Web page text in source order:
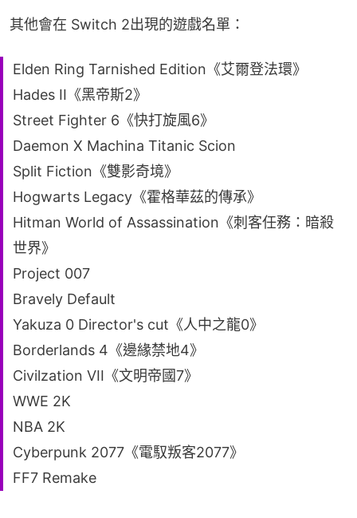
其他會在 Switch 2出現的遊戲名單：
Elden Ring Tarnished Edition《艾爾登法環》
Hades II《黑帝斯2》
Street Fighter 6《快打旋風6》
Daemon X Machina Titanic Scion
Split Fiction《雙影奇境》
Hogwarts Legacy《霍格華茲的傳承》
Hitman World of Assassination《刺客任務：暗殺
世界》
Project 007
Bravely Default
Yakuza 0 Director's cut《人中之龍0》
Borderlands 4《邊緣禁地4》
Civilzation VII《文明帝國7》
WWE 2K
NBA 2K
Cyberpunk 2077《電馭叛客2077》
FF7 Remake